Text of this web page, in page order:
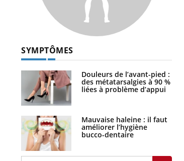
SYMPTÔMES
Douleurs de l’avant-pied :
des métatarsalgies à 90 %
liées à problème d’appui
Mauvaise haleine : il faut
améliorer l’hygiène
bucco-dentaire